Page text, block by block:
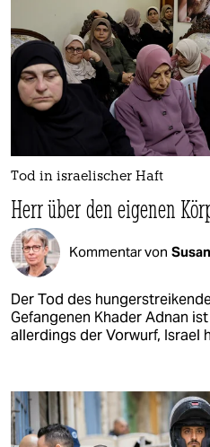
Tod in israelischer Haft
Herr über den eigenen
Kommentar von
Der Tod des
Gefangenen Khader Adnan
allerdings der Vorwurf, Israel